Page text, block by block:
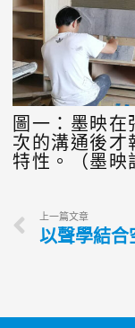
圖一：墨映
次的溝通後才
特性。（墨映
上一篇文章